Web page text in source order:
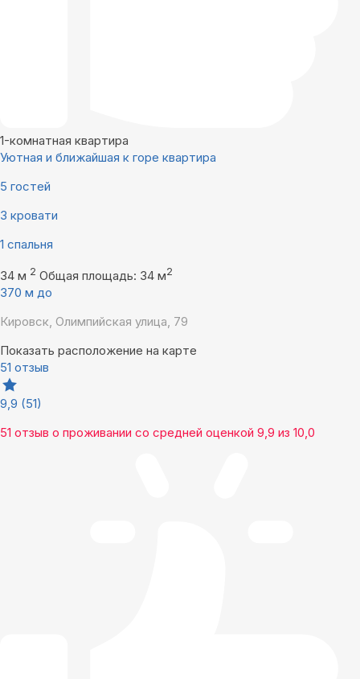
1-комнатная квартира
Уютная и ближайшая к горе квартира
5 гостей
3 кровати
1 спальня
34 м 2 Общая площадь: 34 м2
370 м до
Кировск, Олимпийская улица, 79
Показать расположение на карте
51 отзыв
9,9 (51)
51 отзыв о проживании со средней оценкой 9,9 из 10,0